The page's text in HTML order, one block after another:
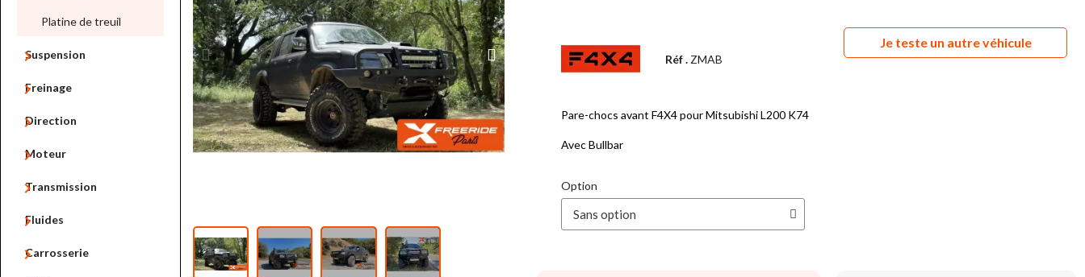
Platine de treuil
Suspension

Freinage

Direction

Moteur

Transmission

Fluides

Carrosserie

Réf . ZMAB
Pare-chocs avant F4X4 pour Mitsubishi L200 K74
Avec Bullbar
Option
Je teste un autre véhicule